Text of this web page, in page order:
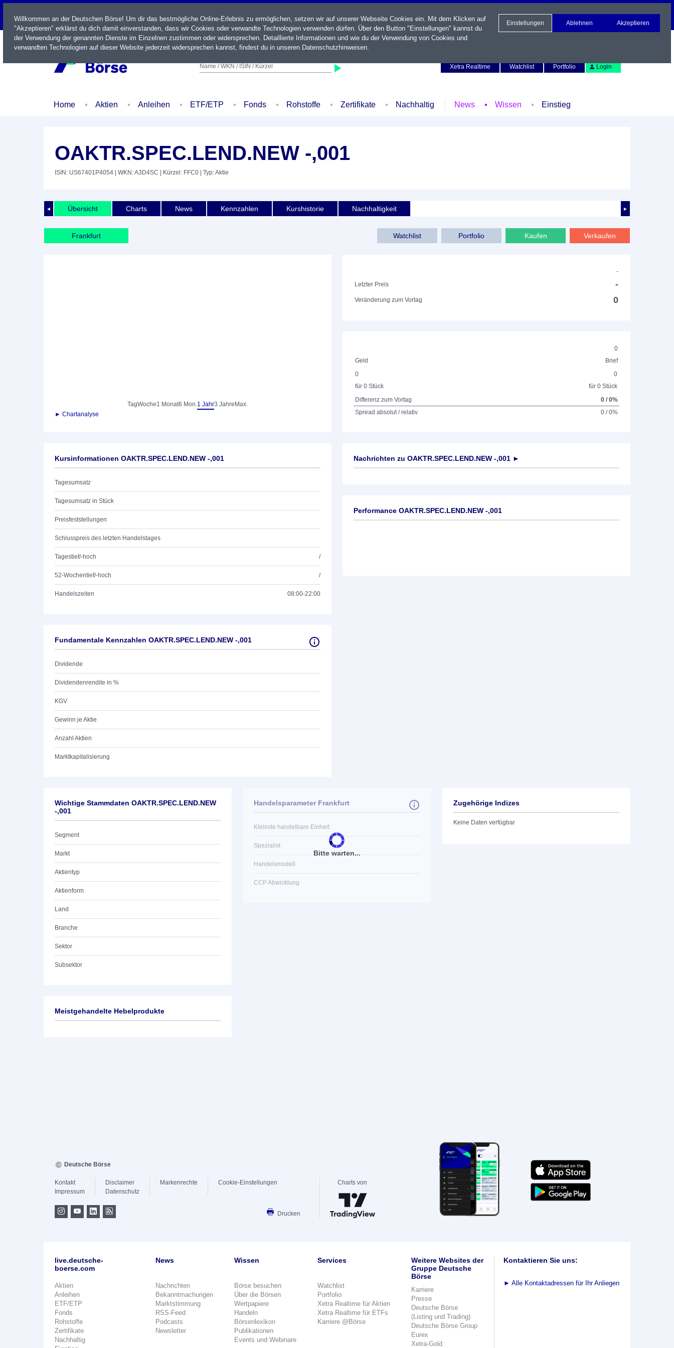
LIVE
Name / WKN / ISIN / Kürzel
Xetra Realtime
Watchlist Portfolio Login
Home Aktien Anleihen ETF/ETP Fonds Rohstoffe Zertifikate Nachhaltig News Wissen Einstieg
OAKTR.SPEC.LEND.NEW -,001
ISIN: US67401P4054 | WKN: A3D4SC | Kürzel: FFC0 | Typ: Aktie
◄ ►
Übersicht Charts News Kennzahlen Kurshistorie Nachhaltigkeit
Frankfurt Watchlist Portfolio Kaufen Verkaufen
TagWoche1 Monat6 Mon.1 Jahr3 Jahre Max.
► Chartanalyse
-
Letzter Preis
-
Veränderung zum Vortag 0
0
Geld
Brief
0
für 0 Stück
0
für 0 Stück
Differenz zum Vortag
0 / 0%
Spread absolut / relativ
0 / 0%
Kursinformationen OAKTR.SPEC.LEND.NEW -,001
Tagesumsatz
Tagesumsatz in Stück
Preisfeststellungen
Schlusspreis des letzten Handelstages
Tagestief/-hoch /
52-Wochentief/-hoch /
Handelszeiten 08:00-22:00
Fundamentale Kennzahlen OAKTR.SPEC.LEND.NEW -,001
Dividende
Dividendenrendite in %
KGV
Gewinn je Aktie
Anzahl Aktien
Marktkapitalisierung
Nachrichten zu OAKTR.SPEC.LEND.NEW -,001 ►
Performance OAKTR.SPEC.LEND.NEW -,001
Wichtige Stammdaten OAKTR.SPEC.LEND.NEW
-,001
Segment
Markt
Aktientyp
Aktienform
Land
Branche
Sektor
Subsektor
Bitte warten...
Handelsparameter Frankfurt
Kleinste handelbare Einheit
Spezialist
Handelsmodell
CCP Abwicklung
Zugehörige Indizes
Keine Daten verfügbar
Meistgehandelte Hebelprodukte
Willkommen an der Deutschen Börse! Um dir das bestmögliche Online-Erlebnis zu ermöglichen, setzen wir auf unserer Webseite Cookies ein. Mit dem Klicken auf
"Akzeptieren" erklärst du dich damit einverstanden, dass wir Cookies oder verwandte Technologien verwenden dürfen. Über den Button "Einstellungen" kannst du
der Verwendung der genannten Dienste im Einzelnen zustimmen oder widersprechen. Detaillierte Informationen und wie du der Verwendung von Cookies und
verwandten Technologien auf dieser Website jederzeit widersprechen kannst, findest du in unseren Datenschutzhinweisen.
Einstellungen Ablehnen Akzeptieren
Deutsche Börse
Kontakt
Impressum
Disclaimer
Datenschutz
Markenrechte Cookie-Einstellungen
Drucken
Charts von
live.deutsche-
boerse.com
Aktien
Anleihen
ETF/ETP
Fonds
Rohstoffe
Zertifikate
Nachhaltig
News
Nachrichten
Bekanntmachungen
Marktstimmung
RSS-Feed
Podcasts
Newsletter
Wissen
Börse besuchen
Über die Börsen
Wertpapiere
Handeln
Börsenlexikon
Publikationen
Events und Webinare
Services
Watchlist
Portfolio
Xetra Realtime für Aktien
Xetra Realtime für ETFs
Karriere @Börse
Weitere Websites der
Gruppe Deutsche
Börse
Karriere
Presse
Deutsche Börse
(Listing und Trading)
Deutsche Börse Group
Eurex
Xetra-Gold
Kontaktieren Sie uns:
► Alle Kontaktadressen für Ihr Anliegen